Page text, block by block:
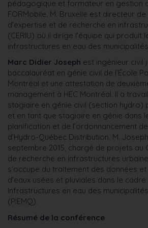
pédagogique et formateur en gestion
FORMobile. M. Bruxelle est directeur
d’expertise et de recherche en
(CERIU) où il dirige l’équipe qui produit
infrastructures en eau des
Marc Didier Joseph est ingénieur civil
baccalauréat en génie civil de l’École
Montréal et une attestation de
management à HEC Montréal. Il a
stagiaire en génie civil (section hydro)
et en tant que stagiaire en génie dans
planification et de l’ordonnancement
d’Hydro-Québec Distribution. M.
septembre 2015, chargé de projets au
de recherche en infrastructures
s’occupe du traitement des données
d’eaux usées et pluviales dans le
Infrastructures en eau des
(PIEMQ).
Résumé de la conférence